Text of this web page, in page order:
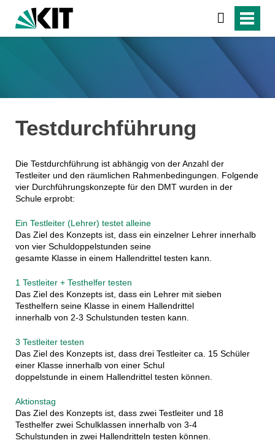
Testdurchführung
Die Testdurchführung ist abhängig von der Anzahl der
Testleiter und den räumlichen Rahmenbedingungen. Folgende
vier Durchführungskonzepte für den DMT wurden in der
Schule erprobt:
Ein Testleiter (Lehrer) testet alleine
Das Ziel des Konzepts ist, dass ein einzelner Lehrer innerhalb
von vier Schuldoppelstunden seine
gesamte Klasse in einem Hallendrittel testen kann.
1 Testleiter + Testhelfer testen
Das Ziel des Konzepts ist, dass ein Lehrer mit sieben
Testhelfern seine Klasse in einem Hallendrittel
innerhalb von 2-3 Schulstunden testen kann.
3 Testleiter testen
Das Ziel des Konzepts ist, dass drei Testleiter ca. 15 Schüler
einer Klasse innerhalb von einer Schul
doppelstunde in einem Hallendrittel testen können.
Aktionstag
Das Ziel des Konzepts ist, dass zwei Testleiter und 18
Testhelfer zwei Schulklassen innerhalb von 3-4
Schulstunden in zwei Hallendritteln testen können.